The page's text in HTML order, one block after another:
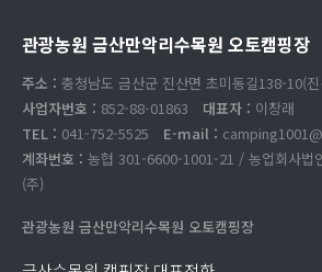
관광농원 금산만악리수목원 오토캠핑장
주소 : 충청남도 금산군 진산면 초미동길138-10(
사업자번호 : 852-88-01863 대표자 : 이창래
TEL : 041-752-5525 E-mail :
계좌번호 : 농협 301-6600-1001-21 / 농업회사법
(주)
관광농원 금산만악리수목원 오토캠핑장